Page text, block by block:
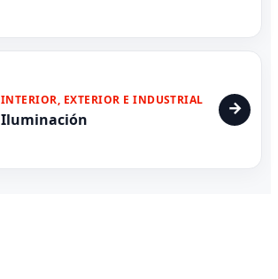
INTERIOR, EXTERIOR E INDUSTRIAL
Iluminación